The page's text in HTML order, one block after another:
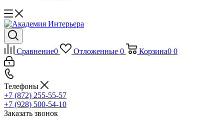
Сравнение0 Отложенные 0 Корзина0 0
Телефоны
+7 (872) 255-55-57
+7 (928) 500-54-10
Заказать звонок